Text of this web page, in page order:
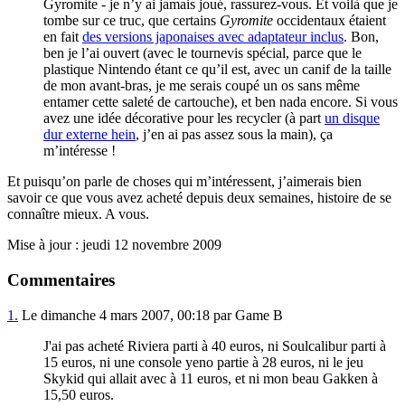
Gyromite - je n’y ai jamais joué, rassurez-vous. Et voilà que je
tombe sur ce truc, que certains Gyromite occidentaux étaient
en fait des versions japonaises avec adaptateur inclus. Bon,
ben je l’ai ouvert (avec le tournevis spécial, parce que le
plastique Nintendo étant ce qu’il est, avec un canif de la taille
de mon avant-bras, je me serais coupé un os sans même
entamer cette saleté de cartouche), et ben nada encore. Si vous
avez une idée décorative pour les recycler (à part un disque
dur externe hein, j’en ai pas assez sous la main), ça
m’intéresse !
Et puisqu’on parle de choses qui m’intéressent, j’aimerais bien
savoir ce que vous avez acheté depuis deux semaines, histoire de se
connaître mieux. A vous.
Mise à jour : jeudi 12 novembre 2009
Commentaires
1. Le dimanche 4 mars 2007, 00:18 par Game B
J'ai pas acheté Riviera parti à 40 euros, ni Soulcalibur parti à
15 euros, ni une console yeno partie à 28 euros, ni le jeu
Skykid qui allait avec à 11 euros, et ni mon beau Gakken à
15,50 euros.